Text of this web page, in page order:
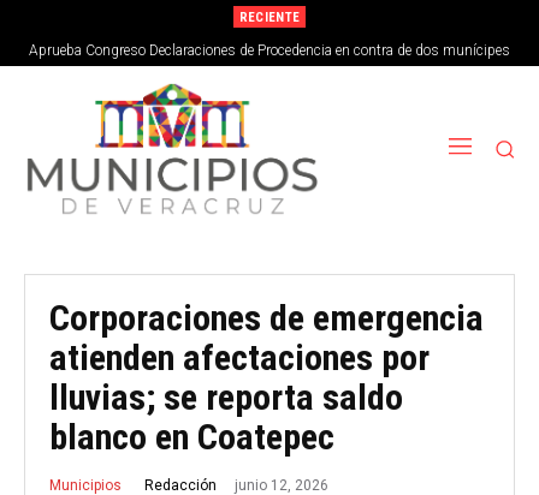
RECIENTE
Aprueba Congreso Declaraciones de Procedencia en contra de dos munícipes
Corporaciones de emergencia
atienden afectaciones por
lluvias; se reporta saldo
blanco en Coatepec
Municipios Redacción junio 12, 2026